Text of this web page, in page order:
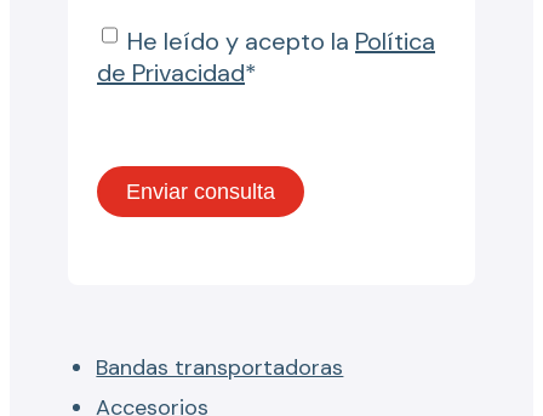
He leído y acepto la Política
de Privacidad*
Bandas transportadoras
Accesorios